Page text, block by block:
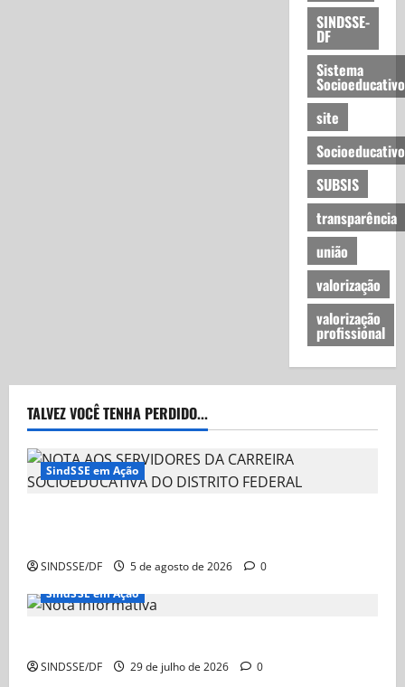
SINDSSE-
DF
Sistema
Socioeducativo
site
Socioeducativo
SUBSIS
transparência
união
valorização
valorização
profissional
TALVEZ VOCÊ TENHA PERDIDO...
SindSSE em Ação
SINDSSE/DF 5 de agosto de 2026
0
SindSSE em Ação
SINDSSE/DF 29 de julho de 2026
0